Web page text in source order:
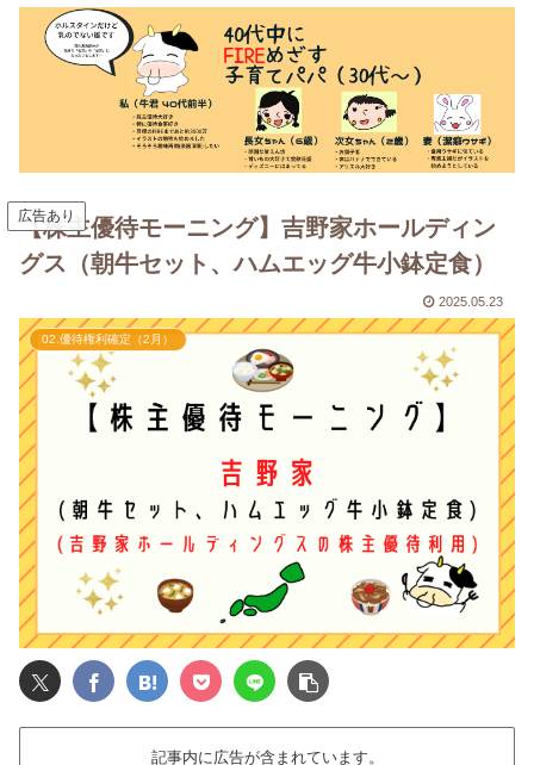
広告あり
【株主優待モーニング】吉野家ホールディン
グス（朝牛セット、ハムエッグ牛小鉢定食）
2025.05.23
02.優待権利確定（2月）
記事内に広告が含まれています。